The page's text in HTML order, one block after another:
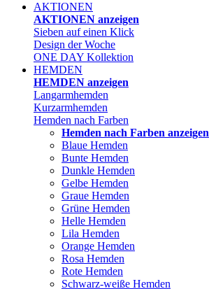
AKTIONEN
AKTIONEN anzeigen
Sieben auf einen Klick
Design der Woche
ONE DAY Kollektion
HEMDEN
HEMDEN anzeigen
Langarmhemden
Kurzarmhemden
Hemden nach Farben
Hemden nach Farben anzeigen
Blaue Hemden
Bunte Hemden
Dunkle Hemden
Gelbe Hemden
Graue Hemden
Grüne Hemden
Helle Hemden
Lila Hemden
Orange Hemden
Rosa Hemden
Rote Hemden
Schwarz-weiße Hemden